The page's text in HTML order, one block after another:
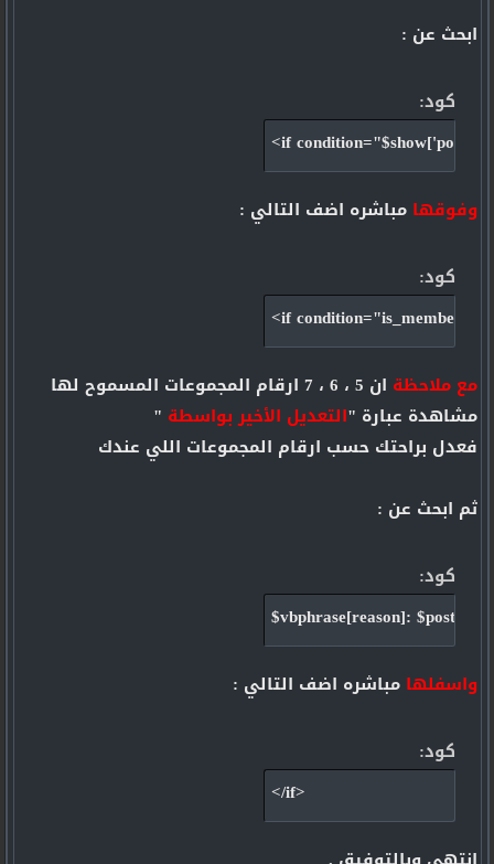
ابحث عن :
كود:
<if
وفوقهامباشره اضف التالي :
كود:
<if
مع ملاحظة
ان 5 ، 6 ، 7 ارقام المجموعات المسموح لها
مشاهدة عبارة "التعديل الأخير بواسطة "
فعدل براحتك حسب ارقام المجموعات اللي عندك
ثم ابحث عن :
كود:
$vbphrase[reason]:
واسفلها مباشره اضف التالي :
كود:
</if>